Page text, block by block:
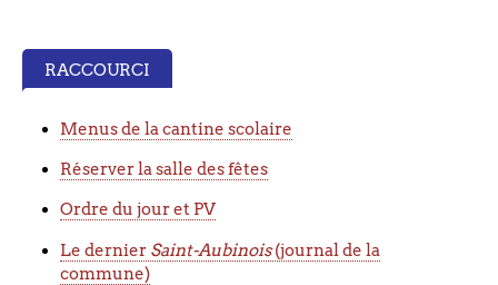
RACCOURCI
Menus de la cantine scolaire
Réserver la salle des fêtes
Ordre du jour et PV
Le dernier Saint-Aubinois(journal de la
commune)